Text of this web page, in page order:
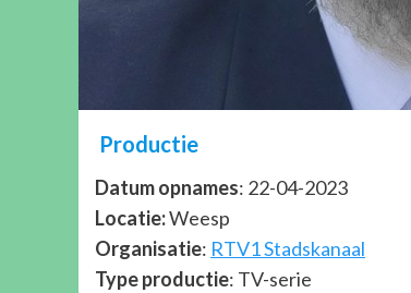
Productie
Datum opnames: 22-04-2023
Locatie:Weesp
Organisatie: RTV1 Stadskanaal
Type productie: TV-serie